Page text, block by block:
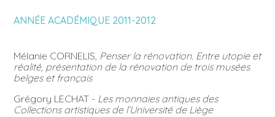
ANNÉE ACADÉMIQUE 2011-2012
Mélanie CORNELIS, Penser la rénovation. Entre utopie et
réalité, présentation de la rénovation de trois musées
belges et français
Grégory LECHAT - Les monnaies antiques des
Collections artistiques de l’Université de Liège